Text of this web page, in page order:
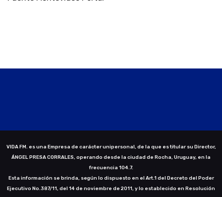
VIDA FM. es una Empresa de carácter unipersonal, de la que es titular su Director,
ÁNGEL PRESA CORRALES, operando desde la ciudad de Rocha, Uruguay, en la
frecuencia 104.7.
Esta información se brinda, según lo dispuesto en el Art.1 del Decreto del Poder
Ejecutivo No.387/11, del 14 de noviembre de 2011, y lo establecido en Resolución